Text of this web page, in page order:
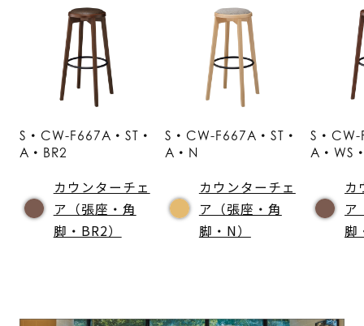
S・CW-F667A・ST・
A・BR2
カウンターチェ
ア（張座・角
脚・BR2）
S・CW-F667A・ST・
A・N
カウンターチェ
ア（張座・角
脚・N）
S・CW-
A・WS
カ
ア
脚